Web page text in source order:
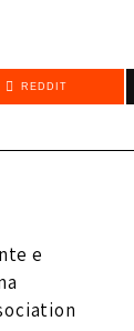
REDDIT
e